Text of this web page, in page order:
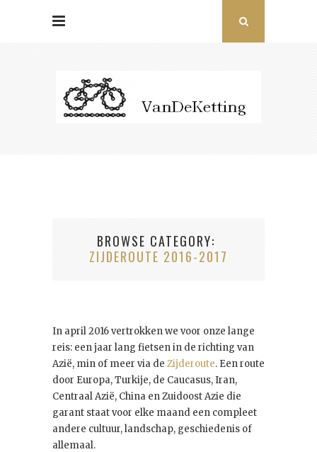
BROWSE CATEGORY
ZIJDEROUTE 2016-2017
In april 2016 vertrokken we voor onze lange
reis: een jaar lang fietsen in de richting van
Azië, min of meer via de Zijderoute. Een route
door Europa, Turkije, de Caucasus, Iran,
Centraal Azië, China en Zuidoost Azie die
garant staat voor elke maand een compleet
andere cultuur, landschap, geschiedenis of
allemaal.